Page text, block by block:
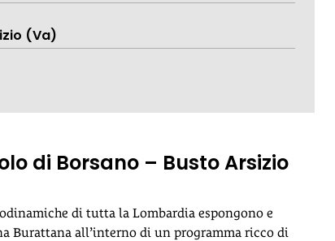
(Va)
di Borsano – Busto Arsizio
di tutta la Lombardia espongono e
Burattana all’interno di un programma ricco di